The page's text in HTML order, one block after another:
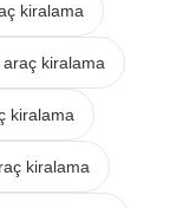
kiralama
araç kiralama
kiralama
kiralama